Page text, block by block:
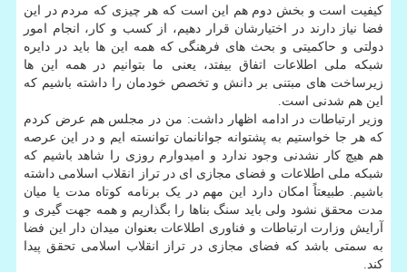
کیفیت است و بخش دوم هم این است که هر چیزی که مردم در این
فضا نیاز دارند در اختیارشان قرار دهیم، از کسب و کار، انجام امور
دولتی و حاکمیتی و بحث های فرهنگی که همه این ها باید در دایره
شبکه ملی اطلاعات اتفاق بیفتد، یعنی ما بتوانیم در همه این ها
زیرساخت های مبتنی بر دانش و تخصص خودمان را داشته باشیم که
این هم شدنی است.
وزیر ارتباطات در ادامه اظهار داشت: من در مجلس هم عرض کردم
که هر جا خواستیم به پشتوانه جوانانمان توانسته ایم و در این عرصه
هم هیچ کار نشدنی وجود ندارد و امیدوارم روزی را شاهد باشیم که
شبکه ملی اطلاعات و فضای مجازی ای در تراز انقلاب اسلامی داشته
باشیم. طبیعتاً امکان دارد این مهم در یک برنامه کوتاه مدت یا میان
مدت محقق نشود ولی باید سنگ بناها را بگذاریم و همه جهت گیری و
آرایش وزارت ارتباطات و فناوری اطلاعات بعنوان میدان دار این فضا
به سمتی باشد که فضای مجازی در تراز انقلاب اسلامی تحقق پیدا
کند.